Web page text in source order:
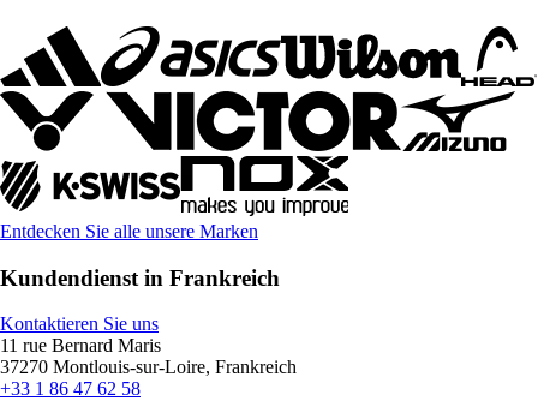
Entdecken Sie alle unsere Marken
Kundendienst in Frankreich
Kontaktieren Sie uns
11 rue Bernard Maris
37270 Montlouis-sur-Loire, Frankreich
+33 1 86 47 62 58